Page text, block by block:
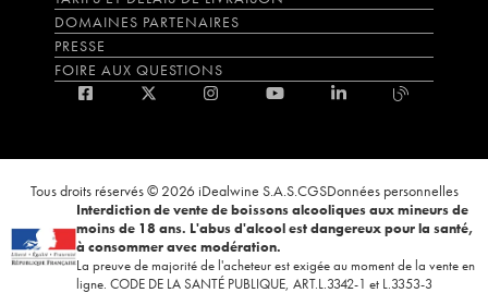
DOMAINES PARTENAIRES
PRESSE
FOIRE AUX QUESTIONS
Tous droits réservés © 2026 iDealwine S.A.S.CGSDonnées personnelles
Interdiction de vente de boissons alcooliques aux mineurs de
moins de 18 ans. L'abus d'alcool est dangereux pour la santé,
à consommer avec modération.
La preuve de majorité de l'acheteur est exigée au moment de la vente en
ligne. CODE DE LA SANTÉ PUBLIQUE, ART.L.3342-1 et L.3353-3